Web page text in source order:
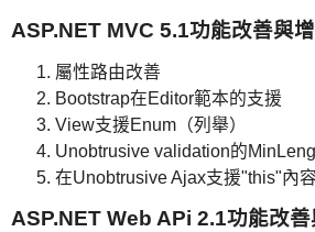
ASP.NET MVC 5.1功能改善與
屬性路由改善
Bootstrap在Editor範本的支援
View支援Enum（列舉）
Unobtrusive validation的
在Unobtrusive Ajax支援"this"內容
ASP.NET Web APi 2.1功能改善